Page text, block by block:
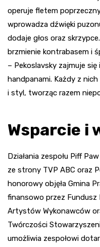
operuje fletem
wprowadza dźwięki
dodaje głos oraz
brzmienie kontrabasem i
– Pekoslavsky zajmuje
handpanami. Każdy z
i styl, tworząc razem
Wsparcie i
Działania zespołu Piff
ze strony TVP ABC oraz
honorowy objęła Gmina
finansowo przez Fundusz
Artystów Wykonawców
Twórczości
umożliwia zespołowi